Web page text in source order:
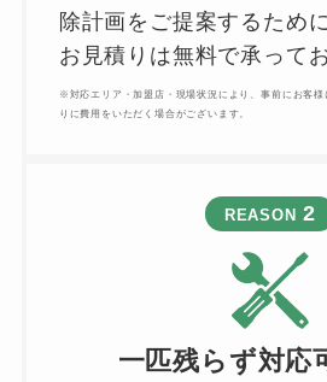
除計画をご提案するため
お見積りは無料で承って
※対応エリア・加盟店・現場状況により、事前にお客
りに費用をいただく場合がございます。
REASON 2
一匹残らず対応